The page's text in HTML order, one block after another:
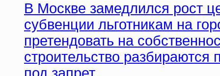
В Москве замедлился рост
субвенции льготникам на
претендовать на
строительство